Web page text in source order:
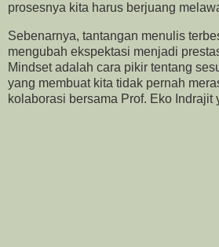
prosesnya kita harus berjuang
Sebenarnya, tantangan menulis
mengubah ekspektasi menjadi
Mindset adalah cara pikir tentang
yang membuat kita tidak pernah
kolaborasi bersama Prof. Eko